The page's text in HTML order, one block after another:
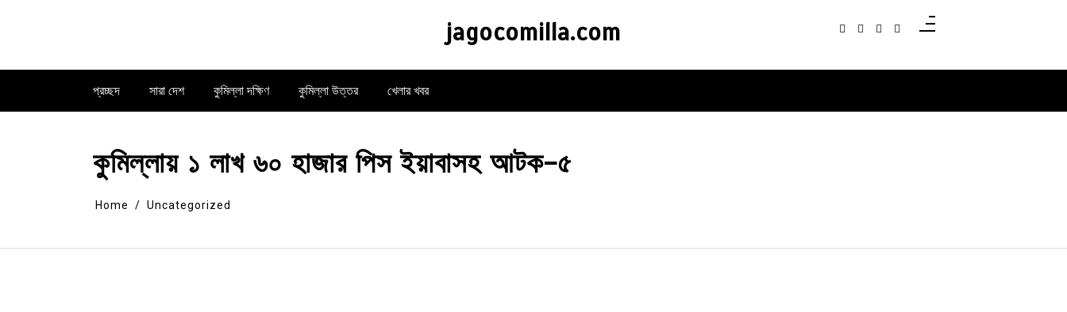
jagocomilla.com
প্রচ্ছদ সারা দেশ কুমিল্লা দক্ষিণ কুমিল্লা উত্তর খেলার খবর
কুমিল্লায় ১ লাখ ৬০ হাজার পিস ইয়াবাসহ আটক-৫
Home Uncategorized